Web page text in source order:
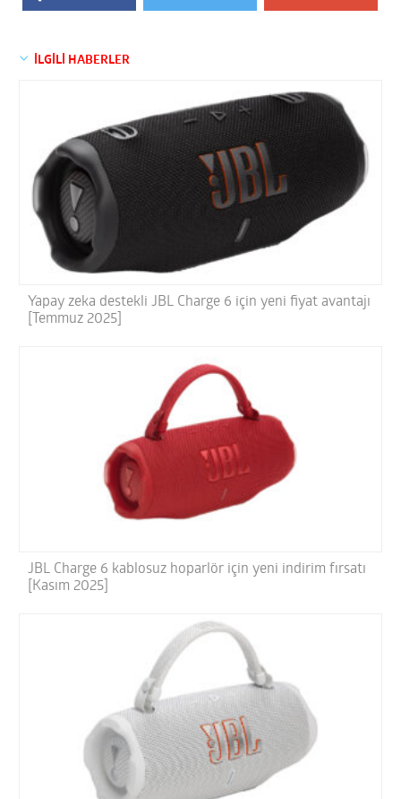
İLGİLİ HABERLER
Yapay zeka destekli JBL Charge 6 için yeni fiyat avantajı
[Temmuz 2025]
JBL Charge 6 kablosuz hoparlör için yeni indirim fırsatı
[Kasım 2025]